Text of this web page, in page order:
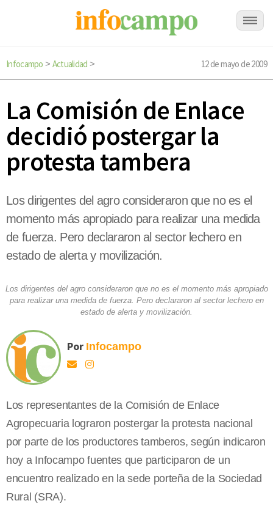
Infocampo > Actualidad > 12 de mayo de 2009
La Comisión de Enlace
decidió postergar la
protesta tambera
Los dirigentes del agro consideraron que no es el
momento más apropiado para realizar una medida
de fuerza. Pero declararon al sector lechero en
estado de alerta y movilización.
Los dirigentes del agro consideraron que no es el momento más apropiado
para realizar una medida de fuerza. Pero declararon al sector lechero en
estado de alerta y movilización.
Por Infocampo
Los representantes de la Comisión de Enlace
Agropecuaria lograron postergar la protesta nacional
por parte de los productores tamberos, según indicaron
hoy a Infocampo fuentes que participaron de un
encuentro realizado en la sede porteña de la Sociedad
Rural (SRA).